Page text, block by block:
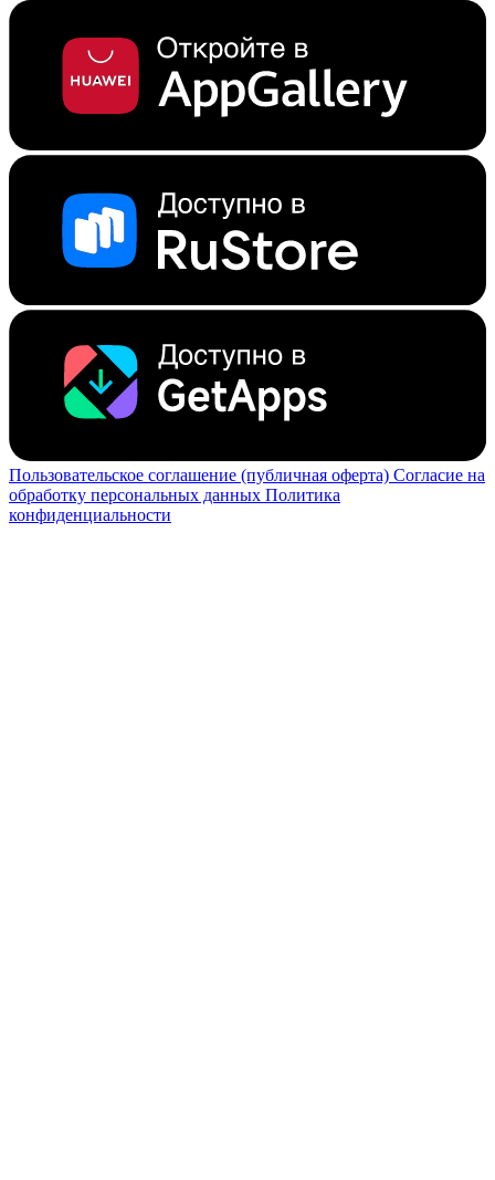
Пользовательское соглашение (публичная оферта) Согласие на
обработку персональных данных Политика
конфиденциальности